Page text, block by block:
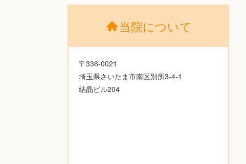
当院について
〒336-0021
埼玉県さいたま市南区別所3-4-1
結晶ビル204